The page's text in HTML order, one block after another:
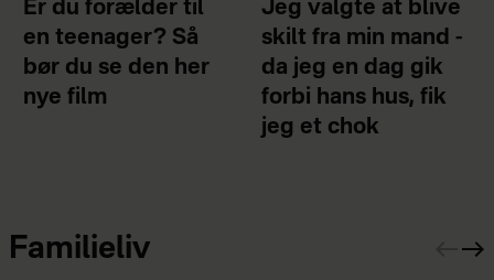
Er du forælder til
en teenager? Så
bør du se den her
nye film
Jeg valgte at blive
skilt fra min mand -
da jeg en dag gik
forbi hans hus, fik
jeg et chok
Familieliv